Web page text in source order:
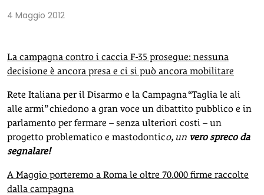
4 Maggio 2012
La campagna contro i caccia F-35 prosegue: nessuna
decisione è ancora presa e ci si può ancora mobilitare
Rete Italiana per il Disarmo e la Campagna “Taglia le ali
alle armi” chiedono a gran voce un dibattito pubblico e in
parlamento per fermare – senza ulteriori costi – un
progetto problematico e mastodontico, un vero spreco da
segnalare!
A Maggio porteremo a Roma le oltre 70.000 firme raccolte
dalla campagna